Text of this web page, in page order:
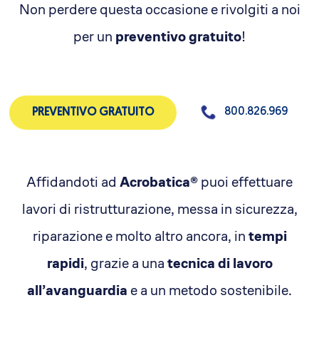
Non perdere questa occasione e rivolgiti a noi
per un preventivo gratuito!
PREVENTIVO GRATUITO 800.826.969
Affidandoti ad Acrobatica® puoi effettuare
lavori di ristrutturazione, messa in sicurezza,
riparazione e molto altro ancora, in tempi
rapidi, grazie a una tecnica di lavoro
all’avanguardia e a un metodo sostenibile.